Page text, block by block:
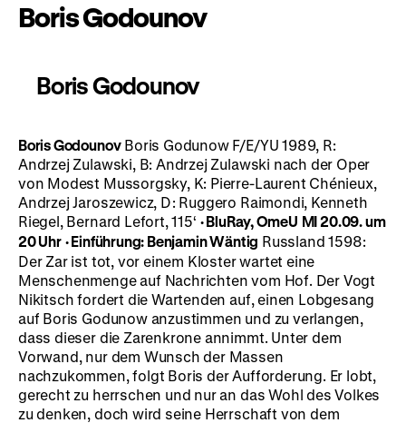
Boris Godounov
Boris Godounov
Boris GodounovBoris Godunow F/E/YU 1989, R:
Andrzej Zulawski, B: Andrzej Zulawski nach der Oper
von Modest Mussorgsky, K: Pierre-Laurent Chénieux,
Andrzej Jaroszewicz, D: Ruggero Raimondi, Kenneth
Riegel, Bernard Lefort, 115‘ ·BluRay, OmeU MI 20.09. um
20 Uhr·Einführung: Benjamin Wäntig Russland 1598:
Der Zar ist tot, vor einem Kloster wartet eine
Menschenmenge auf Nachrichten vom Hof. Der Vogt
Nikitsch fordert die Wartenden auf, einen Lobgesang
auf Boris Godunow anzustimmen und zu verlangen,
dass dieser die Zarenkrone annimmt. Unter dem
Vorwand, nur dem Wunsch der Massen
nachzukommen, folgt Boris der Aufforderung. Er lobt,
gerecht zu herrschen und nur an das Wohl des Volkes
zu denken, doch wird seine Herrschaft von dem